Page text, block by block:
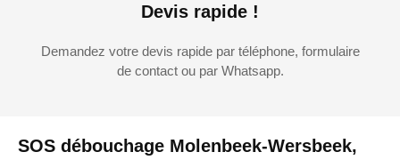
SOS débouchage Molenbeek-Wersbeek,
Devis rapide !
Demandez votre devis rapide par téléphone, formulaire
de contact ou par Whatsapp.